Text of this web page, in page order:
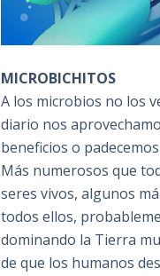
MICROBICHITOS
A los microbios no los
diario nos
beneficios o
Más numerosos que
seres vivos, algunos
todos ellos,
dominando la Tierra
de que los humanos